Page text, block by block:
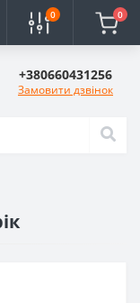
0 0
+380660431256
Замовити дзвінок